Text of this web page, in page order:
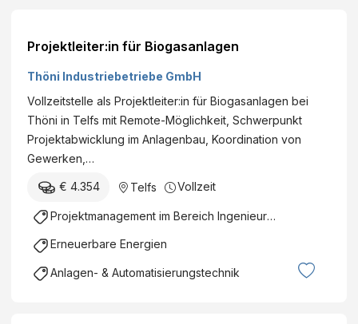
Projektleiter:in für Biogasanlagen
Thöni Industriebetriebe GmbH
Vollzeitstelle als Projektleiter:in für Biogasanlagen bei
Thöni in Telfs mit Remote-Möglichkeit, Schwerpunkt
Projektabwicklung im Anlagenbau, Koordination von
Gewerken,…
€ 4.354 Telfs Vollzeit
Projektmanagement im Bereich Ingenieurswesen
Erneuerbare Energien
Anlagen- & Automatisierungstechnik